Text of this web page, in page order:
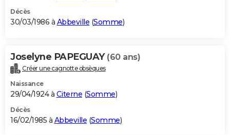
Décès
30/03/1986 à Abbeville (Somme)
Joselyne PAPEGUAY (60 ans)
Créer une cagnotte obsèques
Naissance
29/04/1924 à Citerne (Somme)
Décès
16/02/1985 à Abbeville (Somme)